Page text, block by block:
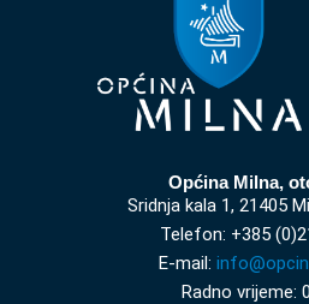
Općina Milna,
Sridnja kala 1, 21405
Telefon: +385
E-mail:
Radno vrijeme: